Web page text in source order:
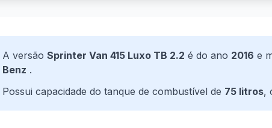
A versão Sprinter Van 415 Luxo TB 2.2 é do ano 2016 e
Benz .
Possui capacidade do tanque de combustível de 75 litros,